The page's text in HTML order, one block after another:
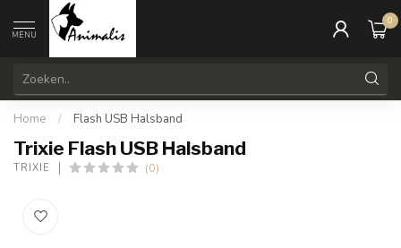
MENU
0
Home / Flash USB Halsband
Trixie Flash USB Halsband
TRIXIE (0)